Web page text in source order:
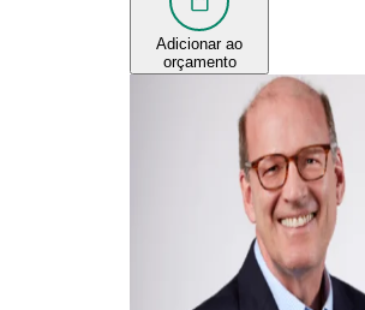
Adicionar ao
orçamento